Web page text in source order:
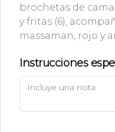
Camarones ecuatorianos,
arroz salteados en salsa de
tamarindo, diente de
triturado.
$15.397
Filete de pollo con fideos de
brochetas de
y fritas (6),
massaman, rojo y
Instrucciones